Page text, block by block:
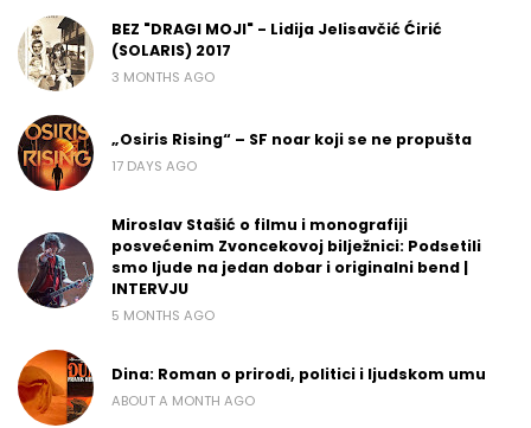
BEZ "DRAGI MOJI" - Lidija Jelisavčić Ćirić
(SOLARIS) 2017
3 MONTHS AGO
„Osiris Rising“ – SF noar koji se ne propušta
17 DAYS AGO
Miroslav Stašić o filmu i monografiji
posvećenim Zvoncekovoj bilježnici: Podsetili
smo ljude na jedan dobar i originalni bend |
INTERVJU
5 MONTHS AGO
Dina: Roman o prirodi, politici i ljudskom umu
ABOUT A MONTH AGO